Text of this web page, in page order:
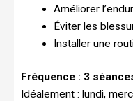
Améliorer
Éviter les
Installer une
Fréquence : 3
Idéalement : lundi,